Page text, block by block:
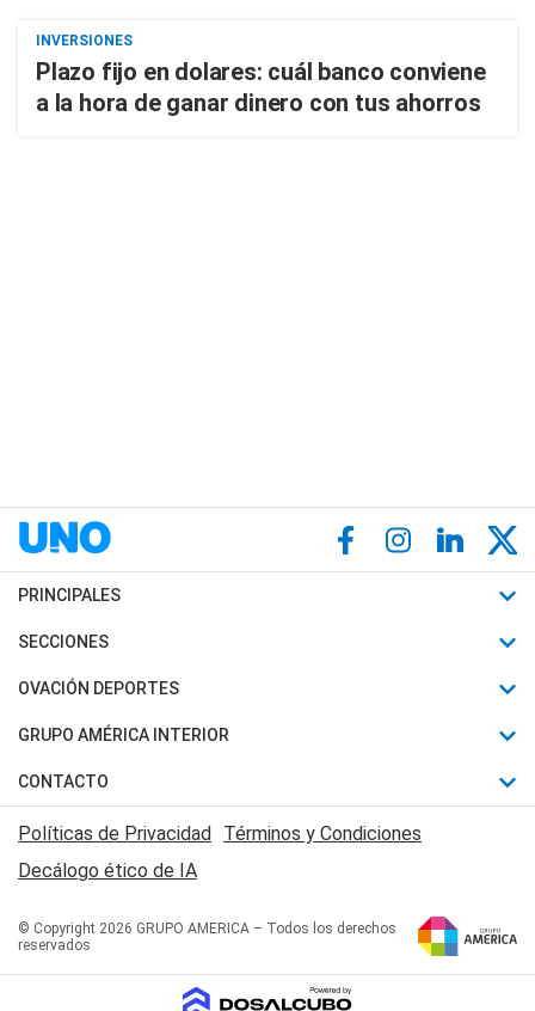
INVERSIONES
Plazo fijo en dolares: cuál banco conviene
a la hora de ganar dinero con tus ahorros
PRINCIPALES
Últimas Noticias
Política
Judiciales
Economia
SECCIONES
Horóscopo
Motores
Trucos caseros
Series y Películas
Edictos y Solicitadas
OVACIÓN DEPORTES
Fútbol
Mundial
Automovilismo
Rugby
Básquet
GRUPO AMÉRICA INTERIOR
Canal 7 en Vivo
San Juan 8
CONTACTO
Acerca de Nosotros
Contactanos
Políticas de Privacidad Términos y Condiciones
Decálogo ético de IA
© Copyright 2026 GRUPO AMERICA – Todos los derechos
reservados